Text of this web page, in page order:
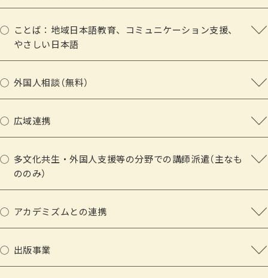
留学生のための就職支援講演会（第1回）開催
活動資金の一助にするためにNY サラダ（ 天野喜孝氏・
作) のポストカードを販売
日本語研究チームが『やってみよう参加型学習—理念と
2006
外国人相談会未開催地域での立ち上げ支援スタート（品
（自治体はじめ行政などの多文化共生にかかわる施策・事業づく
りに参加しています）
佐賀県 佐賀県における多文化共生の基盤づくり事業（2016
年〜2018年）
山梨県・長崎県・新潟市・東京都台東区等
神奈川県社会福祉協議会 民生児童委員向け「やさしい日本
語」研修（2020年）
少数言語通訳者派遣コーディネート事業（2023年～）
ことば：地域日本語教育、コミュニケーション支援、
やさしい日本語
（地域日本語教育を通して在住外国人等とのコミュニケーション
を図っています）
東京都足立区 地域日本語教育ボランティア養成講座（2004
港区国際交流協会 日本語学習を通じた外国人と日本人の交
流促進事業（2018年度～20年度）
文化庁 平成30年度日本語教育人材養成・研修カリキュラム
等開発事業（2018年度～19年度）
東京都 三鷹市社会福祉協議会 ほのぼのネットワーク会員
外国人相談（無料）
（暮らし、在留資格、子どもの教育、こころの悩み等様々な問
題・課題を専門家が直接相談に応じています）
留学生就職支援講演会・相談会（2004年度～07年度）
として年1回）（2005年度～）
（2012年度、14～16年度、19年度~2023年度）
外国人技能実習機構 母国語相談センター業務（2018年度～
19年度、20年9月～）
外国人コロナワクチン相談センター（COVIC）（2021年度～22
広域連携
（自治体はじめ行政と手を組み外国人相談の機能拡充を全国的に
展開しています）
東京都在住外国人支援事業助成 東京都在住外国人相談機能
拡充事業（2017年度）
東京都在住外国人支援事業助成 東京都内における少数言語
富山県外国人相談のための基盤づくり事業（2019年度~2023
年度）
多文化共生・外国人支援等の分野での講師派遣（主なも
ののみ）
（広いテーマに応えられる専門家を網羅し、様々な団体の要請に
応じて講師、コーディネーター等を派遣しています）
和歌山県国際交流協会「多言語支援センター訓練『遠隔通訳の
アカデミズムとの連携
（各地の大学と連携し多言語・多文化のプロジェクトを協働して
進めています）
明治学院大学（心理臨床センターにおけるグローバル化およ
出版事業
（他団体と連携して実践・研究した成果をまとめています）